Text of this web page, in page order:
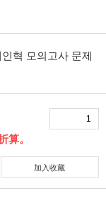
혁 모의고사 문제
算。
加入收藏